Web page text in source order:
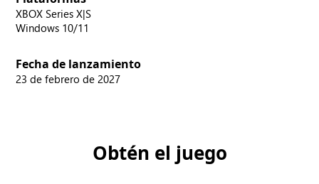
XBOX Series X|S
Windows 10/11
Fecha de lanzamiento
23 de febrero de 2027
Obtén el juego